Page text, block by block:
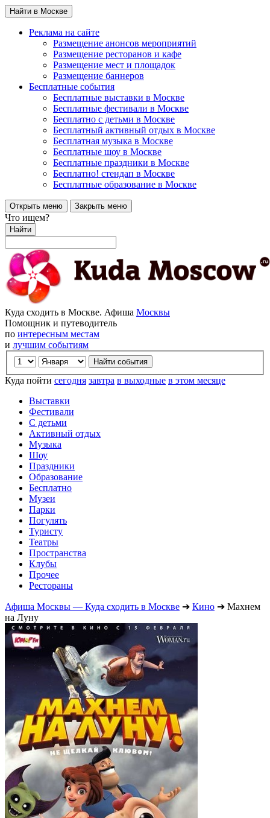
Найти в Москве
Реклама на сайте
Размещение анонсов мероприятий
Размещение ресторанов и кафе
Размещение мест и площадок
Размещение баннеров
Бесплатные события
Бесплатные выставки в Москве
Бесплатные фестивали в Москве
Бесплатно с детьми в Москве
Бесплатный активный отдых в Москве
Бесплатная музыка в Москве
Бесплатные шоу в Москве
Бесплатные праздники в Москве
Бесплатно! стендап в Москве
Бесплатные образование в Москве
Открыть меню Закрыть меню
Что ищем?
Найти
Куда сходить в Москве. Афиша Москвы
Помощник и путеводитель
по интересным местам
и лучшим событиям
Куда пойти сегодня завтра в выходные в этом месяце
Выставки
Фестивали
С детьми
Активный отдых
Музыка
Шоу
Праздники
Образование
Бесплатно
Музеи
Парки
Погулять
Туристу
Театры
Пространства
Клубы
Прочее
Рестораны
Афиша Москвы — Куда сходить в Москве ➔ Кино ➔ Махнем
на Луну